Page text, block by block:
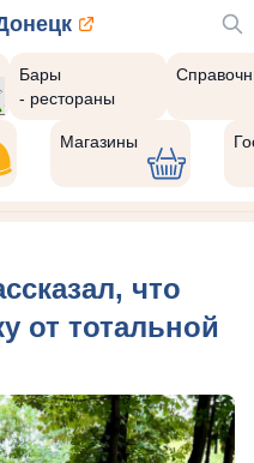
Бары
- рестораны
Магазины
что
от тотальной